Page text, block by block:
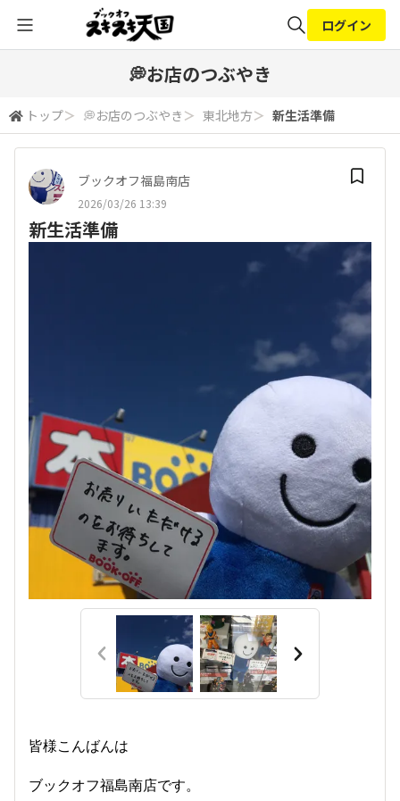
検索
ログイン
💭お店のつぶやき
トップ＞ 💭お店のつぶやき ＞ 東北地方＞ 新生活準備
ブックオフ福島南店
2026/03/26 13:39
新生活準備
皆様こんばんは
ブックオフ福島南店です。